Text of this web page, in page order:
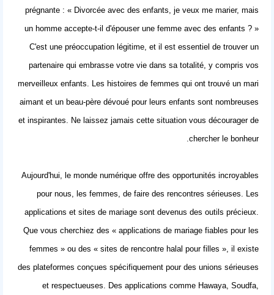
prégnante : « Divorcée avec des enfants, je veux me marier, mais
un homme accepte-t-il d'épouser une femme avec des enfants ? »
C'est une préoccupation légitime, et il est essentiel de trouver un
partenaire qui embrasse votre vie dans sa totalité, y compris vos
merveilleux enfants. Les histoires de femmes qui ont trouvé un mari
aimant et un beau-père dévoué pour leurs enfants sont nombreuses
et inspirantes. Ne laissez jamais cette situation vous décourager de
chercher le bonheur.
Aujourd'hui, le monde numérique offre des opportunités incroyables
pour nous, les femmes, de faire des rencontres sérieuses. Les
applications et sites de mariage sont devenus des outils précieux.
Que vous cherchiez des « applications de mariage fiables pour les
femmes » ou des « sites de rencontre halal pour filles », il existe
des plateformes conçues spécifiquement pour des unions sérieuses
et respectueuses. Des applications comme Hawaya, Soudfa,